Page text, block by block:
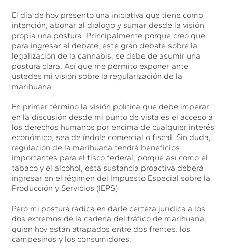
El día de hoy presento una iniciativa que tiene como
intención, abonar al diálogo y sumar desde la visión
propia una postura. Principalmente porque creo que
para ingresar al debate, este gran debate sobre la
legalización de la cannabis, se debe de asumir una
postura clara. Así que me permito exponer ante
ustedes mi visión sobre la regularización de la
marihuana.
En primer término la visión política que debe imperar
en la discusión desde mi punto de vista es el acceso a
los derechos humanos por encima de cualquier interés
económico, sea de índole comercial o fiscal. Sin duda,
regulación de la marihuana tendrá beneficios
importantes para el fisco federal, porque así como el
tabaco y el alcohol, esta sustancia proactiva deberá
ingresar en el régimen del Impuesto Especial sobre la
Producción y Servicios (IEPS)
Pero mi postura radica en darle certeza jurídica a los
dos extremos de la cadena del tráfico de marihuana,
quien hoy están atrapados entre dos frentes: los
campesinos y los consumidores.